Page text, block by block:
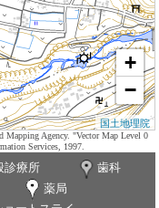
+
−
国土地理院
Mapping Agency. "Vector Map Level 0
Services, 1997.
診療所
歯科
薬局